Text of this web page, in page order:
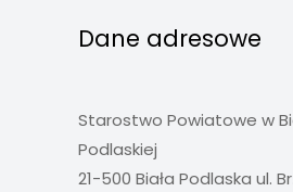
Dane adresowe
Starostwo Powiatowe w
Podlaskiej
21-500 Biała Podlaska ul.